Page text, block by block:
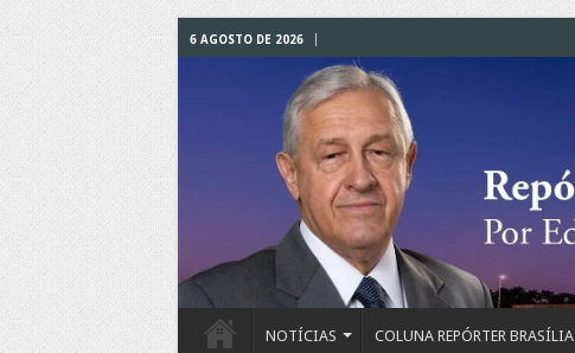
6 AGOSTO DE 2026
NOTÍCIAS COLUNA REPÓRTER BRASÍLIA